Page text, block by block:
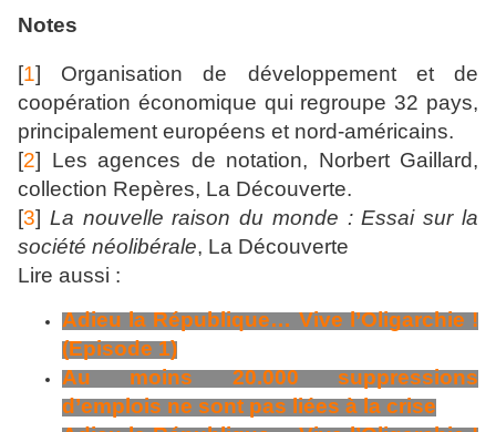
Notes
[1] Organisation de développement et de
coopération économique qui regroupe 32 pays,
principalement européens et nord-américains.
[2] Les agences de notation, Norbert Gaillard,
collection Repères, La Découverte.
[3] La nouvelle raison du monde : Essai sur la
société néolibérale, La Découverte
Lire aussi :
Adieu la République… Vive l’Oligarchie !
(Episode 1)
Au moins 20.000 suppressions
d’emplois ne sont pas liées à la crise